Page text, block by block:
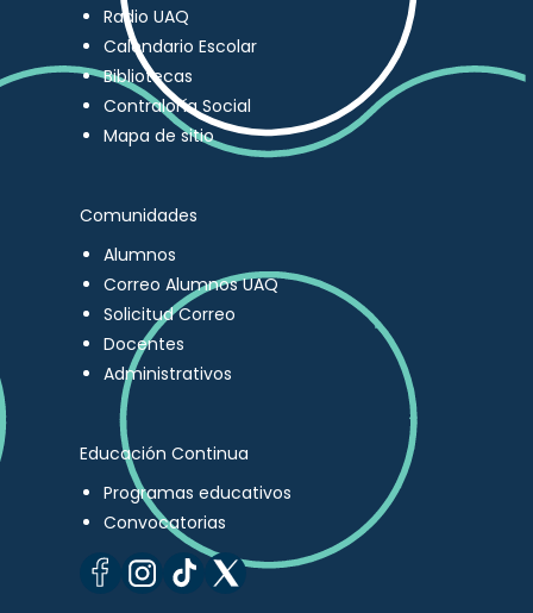
Radio UAQ
Calendario Escolar
Bibliotecas
Contraloría Social
Mapa de sitio
Comunidades
Alumnos
Correo Alumnos UAQ
Solicitud Correo
Docentes
Administrativos
Educación Continua
Programas educativos
Convocatorias